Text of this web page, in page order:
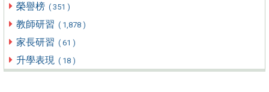
榮譽榜 ( 351 )
教師研習 ( 1,878 )
家長研習 ( 61 )
升學表現 ( 18 )